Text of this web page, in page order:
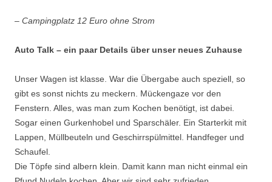
– Campingplatz 12 Euro ohne Strom
Auto Talk – ein paar Details über unser neues Zuhause
Unser Wagen ist klasse. War die Übergabe auch speziell, so
gibt es sonst nichts zu meckern. Mückengaze vor den
Fenstern. Alles, was man zum Kochen benötigt, ist dabei.
Sogar einen Gurkenhobel und Sparschäler. Ein Starterkit mit
Lappen, Müllbeuteln und Geschirrspülmittel. Handfeger und
Schaufel.
Die Töpfe sind albern klein. Damit kann man nicht einmal ein